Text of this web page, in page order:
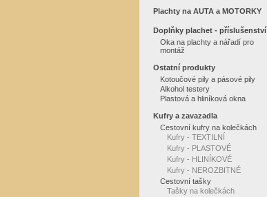
Plachty na AUTA a MOTORKY
Doplňky plachet - příslušenství
Oka na plachty a nářadí pro
montáž
Ostatní produkty
Kotoučové pily a pásové pily
Alkohol testery
Plastová a hliníková okna
Kufry a zavazadla
Cestovní kufry na kolečkách
Kufry - TEXTILNÍ
Kufry - PLASTOVÉ
Kufry - HLINÍKOVÉ
Kufry - NEROZBITNÉ
Cestovní tašky
Tašky na kolečkách